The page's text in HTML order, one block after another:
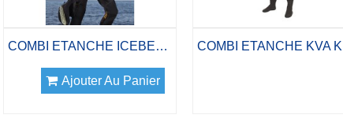
COMBI ETANCHE ICEBERG PRO DRY 4MM
Ajouter Au Panier